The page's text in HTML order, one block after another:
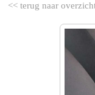
<< terug naar